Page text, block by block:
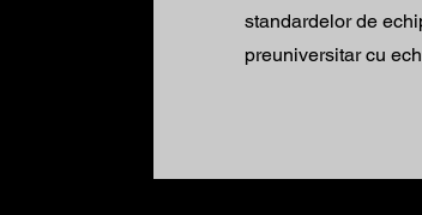
standardelor de
preuniversitar cu